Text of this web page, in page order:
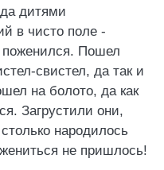
дитями
в чисто поле -
поженился. Пошел
свистел, да так и
на болото, да как
Загрустили они,
народилось
не пришлось!